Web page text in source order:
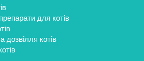
для котів
дозвілля котів